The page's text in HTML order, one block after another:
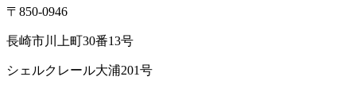
〒850-0946
長崎市川上町30番13号
シェルクレール大浦201号